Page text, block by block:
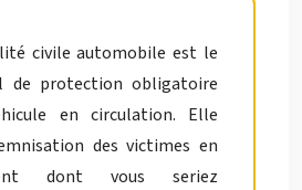
civile automobile est le
de protection obligatoire
en circulation. Elle
des victimes en
dont vous seriez